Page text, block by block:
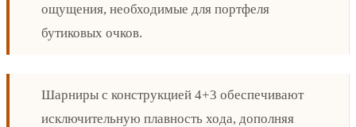
ощущения, необходимые для портфеля
бутиковых очков.
Шарниры с конструкцией 4+3 обеспечивают
исключительную плавность хода, дополняя